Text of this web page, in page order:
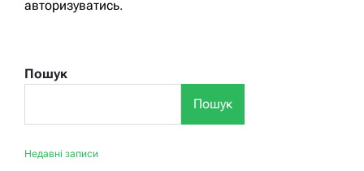
авторизуватись.
Пошук
Пошук
Недавні записи